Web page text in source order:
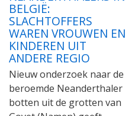
BELGIË:
SLACHTOFFERS
WAREN VROUWEN EN
KINDEREN UIT
ANDERE REGIO
Nieuw onderzoek naar de
beroemde Neanderthaler
botten uit de grotten van